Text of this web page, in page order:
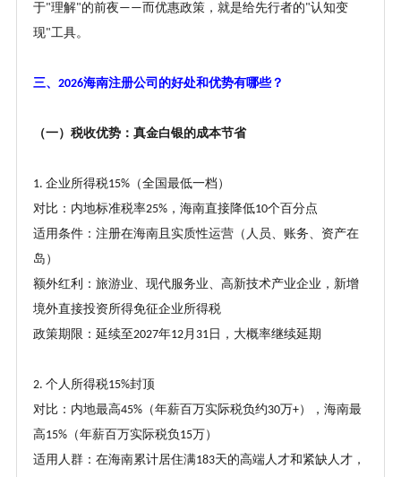
于"理解"的前夜——而优惠政策，就是给先行者的"认知变
现"工具。
三、 2026海南注册公司的好处和优势有哪些？
（一）税收优势：真金白银的成本节省
1. 企业所得税15%（全国最低一档）
对比：内地标准税率25%，海南直接降低10个百分点
适用条件：注册在海南且实质性运营（人员、账务、资产在
岛）
额外红利：旅游业、现代服务业、高新技术产业企业，新增
境外直接投资所得免征企业所得税
政策期限：延续至2027年12月 31日，大概率继续延期
2. 个人所得税15%封顶
对比：内地最高45%（年薪百万实际税负约30万+），海南最
高15%（年薪百万实际税负 15万）
适用人群：在海南累计居住满183天的高端人才和紧缺人才，